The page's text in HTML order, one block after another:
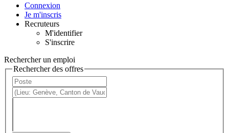
Connexion
Je m'inscris
Recruteurs
M'identifier
S'inscrire
Rechercher un emploi
Rechercher des offres